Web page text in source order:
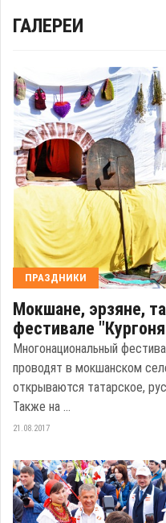
ГАЛЕРЕИ
ПРАЗДНИКИ
Мокшане, эрзяне,
фестивале
Многонациональный
проводят в мокшанском
открываются татарское,
Также на ...
21.08.2017